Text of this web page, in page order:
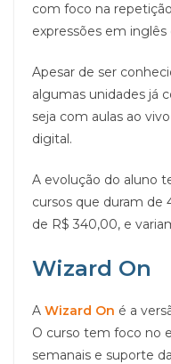
com foco na
expressões em
Apesar de ser
algumas unidades já
seja com aulas ao
digital.
A evolução do aluno
cursos que duram de
de R$ 340,00, e
Wizard On
A Wizard On é a
O curso tem foco no
semanais e suporte